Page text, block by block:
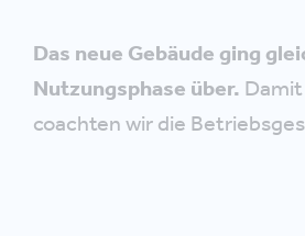
Das neue Gebäude ging
Nutzungsphase über.
coachten wir die